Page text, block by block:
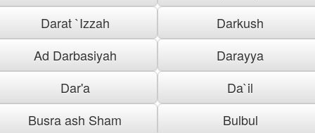
Darat `Izzah
Darkush
Ad Darbasiyah
Darayya
Dar'a
Da`il
Busra ash Sham
Bulbul